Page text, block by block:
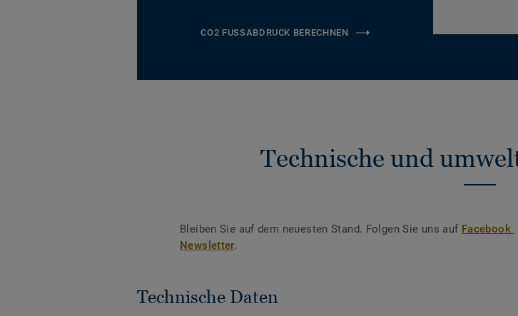
CO2 FUSSABDRUCK BERECHNEN
Technische und
Bleiben Sie auf dem neuesten Stand. Folgen Sie uns auf Facebook
Newsletter.
Technische Daten